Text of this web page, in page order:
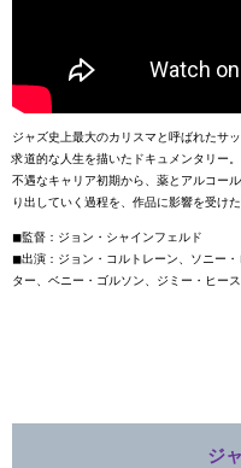
ジャズ史上最大のカリスマと呼ばれたサ
求道的な人生を描いたドキュメンタリー。
不遇なキャリア初期から、薬とアルコー
り出していく過程を、作品に影響を受け
◼︎監督：ジョン・シャインフェルド
◼︎出演：ジョン・コルトレーン、ソニー
ター、ベニー・ゴルソン、ジミー・ヒース
ジ